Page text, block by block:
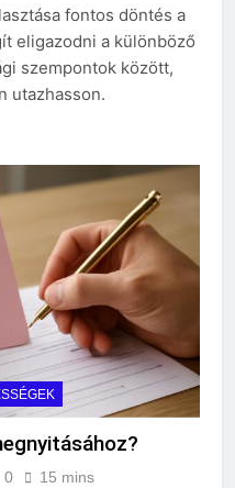
fontos döntés a
eligazodni a különböző
szempontok között,
utazhasson.
0 15 mins